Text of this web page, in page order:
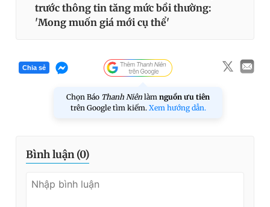
trước thông tin tăng mức bồi thường:
'Mong muốn giá mới cụ thể'
Chia sẻ
Chọn Báo Thanh Niên làm nguồn ưu tiên
trên Google tìm kiếm. Xem hướng dẫn.
Bình luận (0)